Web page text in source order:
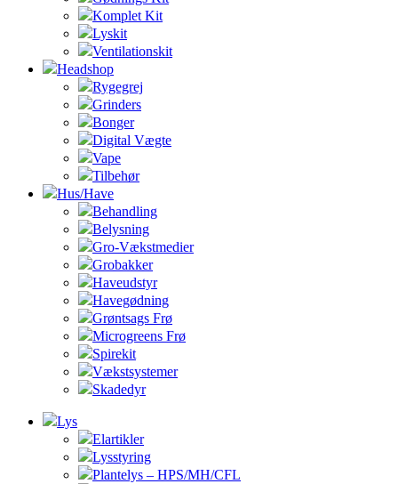
Komplet Kit
Lyskit
Ventilationskit
Headshop
Rygegrej
Grinders
Bonger
Digital Vægte
Vape
Tilbehør
Hus/Have
Behandling
Belysning
Gro-Vækstmedier
Grobakker
Haveudstyr
Havegødning
Grøntsags Frø
Microgreens Frø
Spirekit
Vækstsystemer
Skadedyr
Lys
Elartikler
Lysstyring
Plantelys – HPS/MH/CFL